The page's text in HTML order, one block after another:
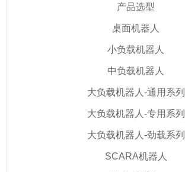
产品选型
桌面机器人
小负载机器人
中负载机器人
大负载机器人-通用系列
大负载机器人-专用系列
大负载机器人-劲载系列
SCARA机器人